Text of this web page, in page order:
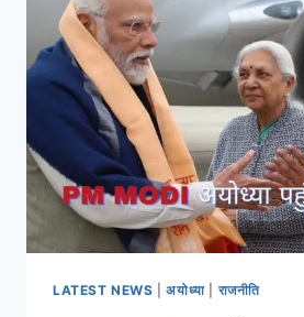
LATEST NEWS |अयोध्या| राजनीति